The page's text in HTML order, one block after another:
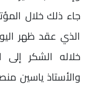
جاء ذلك خلال
الذي عقد ظهر
خلاله الشكر إلى
والأستاذ ياسين